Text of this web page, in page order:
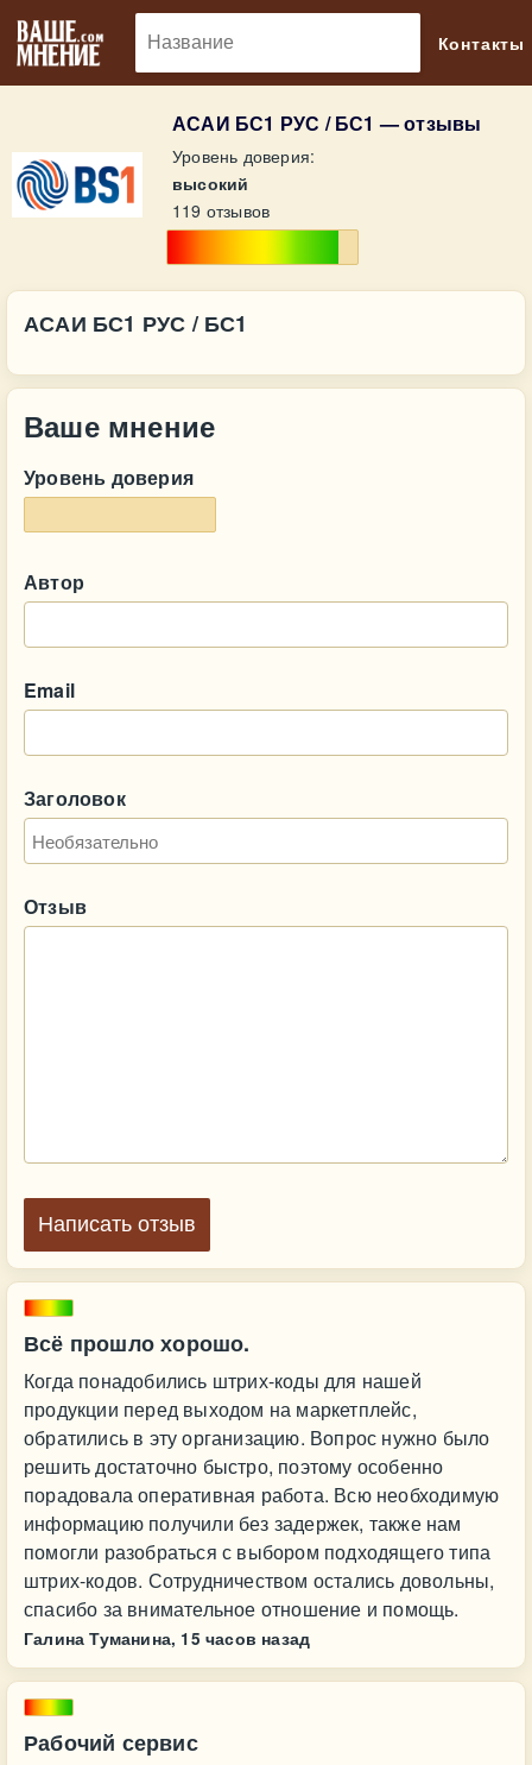
Контакты
АСАИ БС1 РУС / БС1 — отзывы
Уровень доверия:
высокий
119 отзывов
Всё прошло хорошо.
Когда понадобились штрих-коды для нашей
продукции перед выходом на маркетплейс,
обратились в эту организацию. Вопрос нужно было
решить достаточно быстро, поэтому особенно
порадовала оперативная работа. Всю необходимую
информацию получили без задержек, также нам
помогли разобраться с выбором подходящего типа
штрих-кодов. Сотрудничеством остались довольны,
спасибо за внимательное отношение и помощь.
Галина Туманина, 15 часов назад
Рабочий сервис
АСАИ БС1 РУС / БС1
Ваше мнение
Уровень доверия
Автор
Email
Заголовок
Отзыв
Написать отзыв